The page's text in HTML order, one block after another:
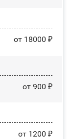
от 18000 ₽
от 900 ₽
от 1200 ₽